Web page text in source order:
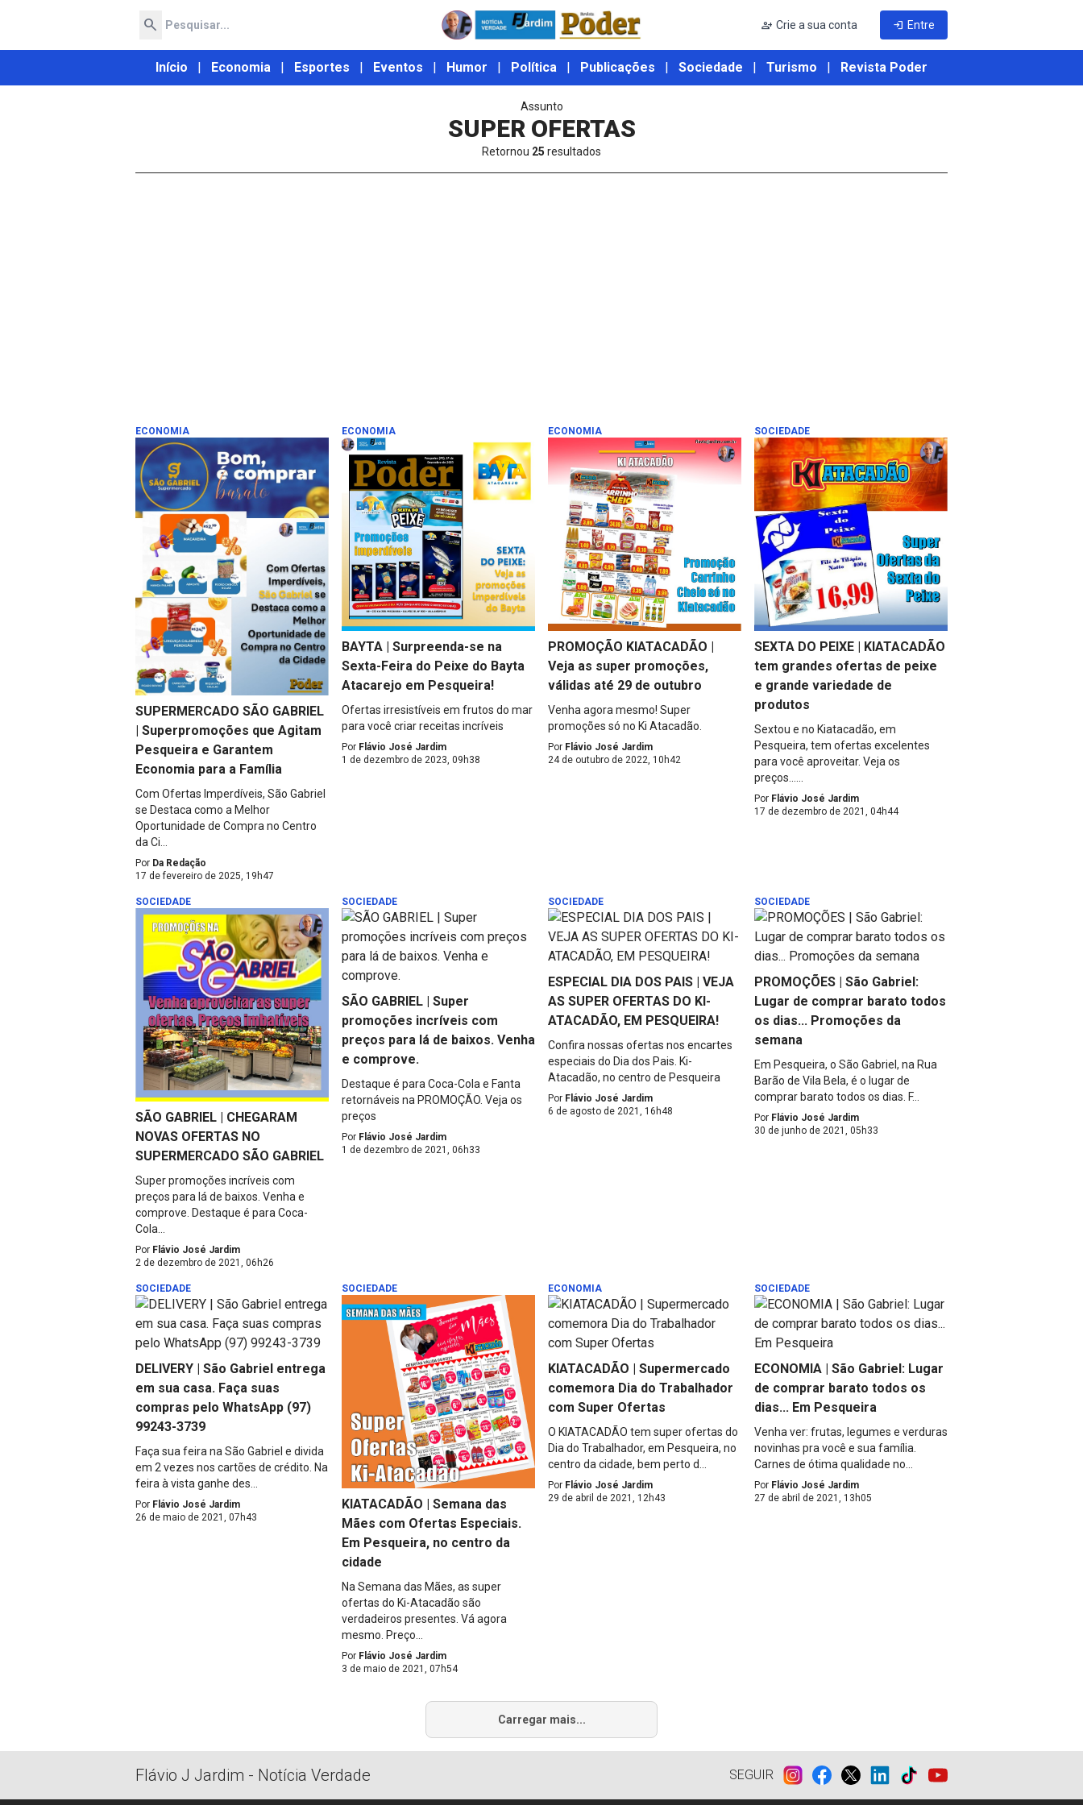
search person_add Crie a sua conta login Entre
Início | Economia | Esportes | Eventos | Humor | Política | Publicações | Sociedade | Turismo | Revista Poder
Assunto
SUPER OFERTAS
Retornou 25 resultados
ECONOMIA
SUPERMERCADO SÃO GABRIEL
| Superpromoções que Agitam
Pesqueira e Garantem
Economia para a Família
Com Ofertas Imperdíveis, São Gabriel
se Destaca como a Melhor
Oportunidade de Compra no Centro
da Ci...
Por Da Redação
17 de fevereiro de 2025, 19h47
ECONOMIA
BAYTA | Surpreenda-se na
Sexta-Feira do Peixe do Bayta
Atacarejo em Pesqueira!
Ofertas irresistíveis em frutos do mar
para você criar receitas incríveis
Por Flávio José Jardim
1 de dezembro de 2023, 09h38
ECONOMIA
PROMOÇÃO KIATACADÃO |
Veja as super promoções,
válidas até 29 de outubro
Venha agora mesmo! Super
promoções só no Ki Atacadão.
Por Flávio José Jardim
24 de outubro de 2022, 10h42
SOCIEDADE
SEXTA DO PEIXE | KIATACADÃO
tem grandes ofertas de peixe
e grande variedade de
produtos
Sextou e no Kiatacadão, em
Pesqueira, tem ofertas excelentes
para você aproveitar. Veja os
preços......
Por Flávio José Jardim
17 de dezembro de 2021, 04h44
SOCIEDADE
SÃO GABRIEL | CHEGARAM
NOVAS OFERTAS NO
SUPERMERCADO SÃO GABRIEL
Super promoções incríveis com
preços para lá de baixos. Venha e
comprove. Destaque é para Coca-
Cola...
Por Flávio José Jardim
2 de dezembro de 2021, 06h26
SOCIEDADE
SÃO GABRIEL | Super
promoções incríveis com
preços para lá de baixos. Venha
e comprove.
Destaque é para Coca-Cola e Fanta
retornáveis na PROMOÇÃO. Veja os
preços
Por Flávio José Jardim
1 de dezembro de 2021, 06h33
SOCIEDADE
ESPECIAL DIA DOS PAIS | VEJA
AS SUPER OFERTAS DO KI-
ATACADÃO, EM PESQUEIRA!
Confira nossas ofertas nos encartes
especiais do Dia dos Pais. Ki-
Atacadão, no centro de Pesqueira
Por Flávio José Jardim
6 de agosto de 2021, 16h48
SOCIEDADE
PROMOÇÕES | São Gabriel:
Lugar de comprar barato todos
os dias... Promoções da
semana
Em Pesqueira, o São Gabriel, na Rua
Barão de Vila Bela, é o lugar de
comprar barato todos os dias. F...
Por Flávio José Jardim
30 de junho de 2021, 05h33
SOCIEDADE
DELIVERY | São Gabriel entrega
em sua casa. Faça suas
compras pelo WhatsApp (97)
99243-3739
Faça sua feira na São Gabriel e divida
em 2 vezes nos cartões de crédito. Na
feira à vista ganhe des...
Por Flávio José Jardim
26 de maio de 2021, 07h43
SOCIEDADE
KIATACADÃO | Semana das
Mães com Ofertas Especiais.
Em Pesqueira, no centro da
cidade
Na Semana das Mães, as super
ofertas do Ki-Atacadão são
verdadeiros presentes. Vá agora
mesmo. Preço...
Por Flávio José Jardim
3 de maio de 2021, 07h54
ECONOMIA
KIATACADÃO | Supermercado
comemora Dia do Trabalhador
com Super Ofertas
O KIATACADÃO tem super ofertas do
Dia do Trabalhador, em Pesqueira, no
centro da cidade, bem perto d...
Por Flávio José Jardim
29 de abril de 2021, 12h43
SOCIEDADE
ECONOMIA | São Gabriel: Lugar
de comprar barato todos os
dias... Em Pesqueira
Venha ver: frutas, legumes e verduras
novinhas pra você e sua família.
Carnes de ótima qualidade no...
Por Flávio José Jardim
27 de abril de 2021, 13h05
Carregar mais...
Flávio J Jardim - Notícia Verdade SEGUIR